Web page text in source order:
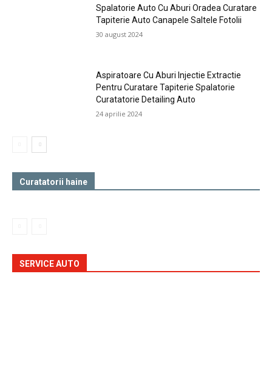
Spalatorie Auto Cu Aburi Oradea Curatare
Tapiterie Auto Canapele Saltele Fotolii
30 august 2024
Aspiratoare Cu Aburi Injectie Extractie
Pentru Curatare Tapiterie Spalatorie
Curatatorie Detailing Auto
24 aprilie 2024
Curatatorii haine
SERVICE AUTO